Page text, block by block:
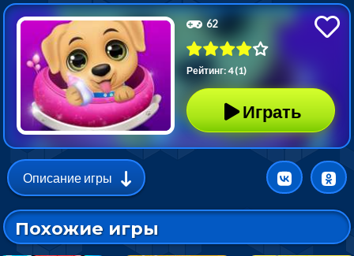
62
Рейтинг: 4 (1)
Играть
Описание игры
Похожие игры